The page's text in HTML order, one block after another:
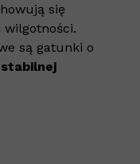
się
wilgotności.
są gatunki o
stabilnej